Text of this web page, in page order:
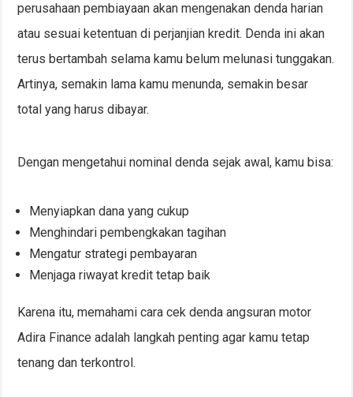
perusahaan pembiayaan akan mengenakan denda harian
atau sesuai ketentuan di perjanjian kredit. Denda ini akan
terus bertambah selama kamu belum melunasi tunggakan.
Artinya, semakin lama kamu menunda, semakin besar
total yang harus dibayar.
Dengan mengetahui nominal denda sejak awal, kamu bisa:
Menyiapkan dana yang cukup
Menghindari pembengkakan tagihan
Mengatur strategi pembayaran
Menjaga riwayat kredit tetap baik
Karena itu, memahami cara cek denda angsuran motor
Adira Finance adalah langkah penting agar kamu tetap
tenang dan terkontrol.